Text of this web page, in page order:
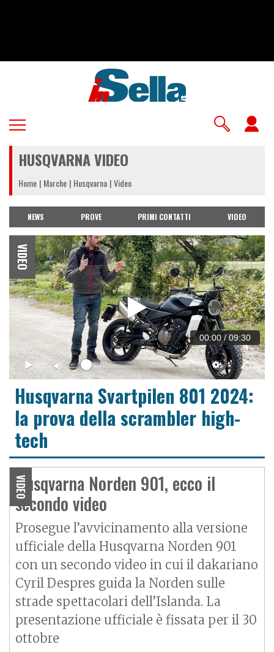
HUSQVARNA VIDEO
Home Marche Husqvarna Video
NEWS PROVE PRIMI CONTATTI VIDEO
00:00 / 09:30
VIDEO
Husqvarna Svartpilen 801 2024:
la prova della scrambler high-
tech
VIDEO
Husqvarna Norden 901, ecco il
secondo video
Prosegue l’avvicinamento alla versione
ufficiale della Husqvarna Norden 901
con un secondo video in cui il dakariano
Cyril Despres guida la Norden sulle
strade spettacolari dell’Islanda. La
presentazione ufficiale è fissata per il 30
ottobre